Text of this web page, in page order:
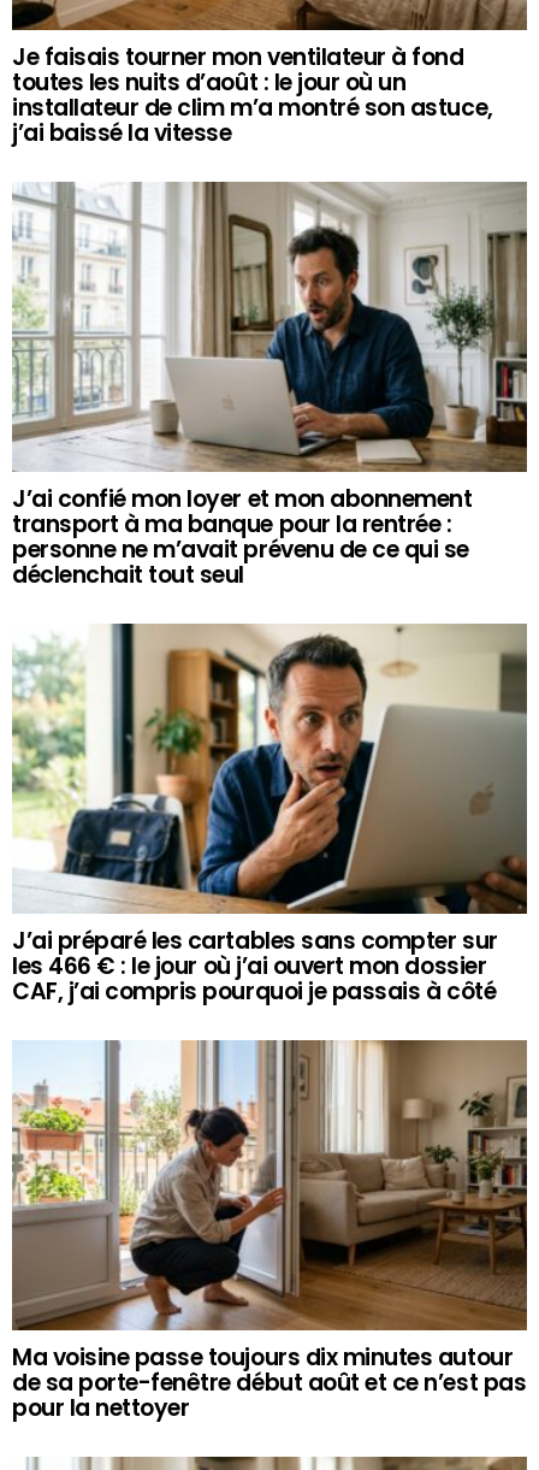
Je faisais tourner mon ventilateur à fond
toutes les nuits d’août : le jour où un
installateur de clim m’a montré son astuce,
j’ai baissé la vitesse
J’ai confié mon loyer et mon abonnement
transport à ma banque pour la rentrée :
personne ne m’avait prévenu de ce qui se
déclenchait tout seul
J’ai préparé les cartables sans compter sur
les 466 € : le jour où j’ai ouvert mon dossier
CAF, j’ai compris pourquoi je passais à côté
Ma voisine passe toujours dix minutes autour
de sa porte-fenêtre début août et ce n’est pas
pour la nettoyer